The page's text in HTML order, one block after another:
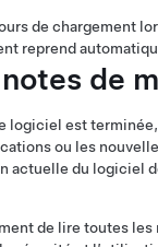
de chargement
reprend
de
logiciel est
ou les
actuelle du logiciel
de lire toutes